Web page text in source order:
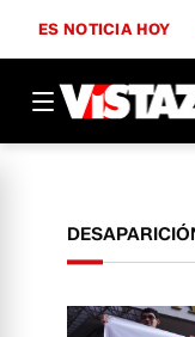
ES NOTICIA HOY